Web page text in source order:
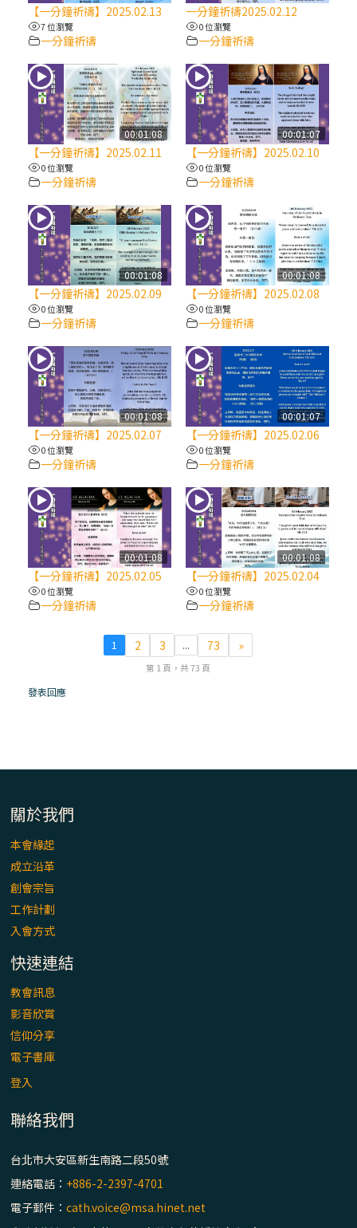
【信仰之旅】第九集：「如果你的痛苦比快
樂多」—歐義明神父 / 應芝莉老師
(1)黃敏正主教帶你做「四旬期避靜」—【逾
越的智慧】：聖方濟的靈修，「不占為己
有」
【信仰之旅】第八集：「耶穌為什麼降生到
人世」—高樂祈修女
2025/10/10【萬物讚頌頌歌 – 太陽與生態音
樂會】紀念聖方濟與已逝教宗方濟各（中）
2025/10/10【萬物讚頌頌歌 – 太陽與生態音
樂會】紀念聖方濟與已逝教宗方濟各（下）
2025/10/10【萬物讚頌頌歌 – 太陽與生態音
樂會】紀念聖方濟與已逝教宗方濟各（上）
(9完結)黃敏正主教帶你做【將臨期避靜】—
匝凱的「新生命」：利他與內化
降生成人與人同在＝「厄瑪努爾」
(7)黃敏正主教帶你做【將臨期避靜】—耶穌
降生人間，需要人的「接納」
(6)黃敏正主教帶你做【將臨期避靜】—「馬
(5)黃敏正主教帶你做【將臨期避靜】—「福
主教座堂(下)
「禧年 來~」第十四集：續談《在希望中得
救》通諭中的「希望」 / 花蓮美崙進教之佑
【一分鐘祈禱】2025.02.13
7 位瀏覽
一分鐘祈禱
一分鐘祈禱2025.02.12
0 位瀏覽
一分鐘祈禱
00:01:08
【一分鐘祈禱】2025.02.11
0 位瀏覽
一分鐘祈禱
00:01:07
【一分鐘祈禱】2025.02.10
0 位瀏覽
一分鐘祈禱
00:01:08
【一分鐘祈禱】2025.02.09
0 位瀏覽
一分鐘祈禱
00:01:08
【一分鐘祈禱】2025.02.08
0 位瀏覽
一分鐘祈禱
00:01:08
【一分鐘祈禱】2025.02.07
0 位瀏覽
一分鐘祈禱
00:01:07
【一分鐘祈禱】2025.02.06
0 位瀏覽
一分鐘祈禱
00:01:08
【一分鐘祈禱】2025.02.05
0 位瀏覽
一分鐘祈禱
00:01:08
【一分鐘祈禱】2025.02.04
0 位瀏覽
一分鐘祈禱
1 2 3 ... 73 »
第 1 頁，共 73 頁
發表回應
關於我們
本會緣起
成立沿革
創會宗旨
工作計劃
入會方式
快速連結
教會訊息
影音欣賞
信仰分享
電子書庫
登入
聯絡我們
台北市大安區新生南路二段50號
連絡電話： +886-2-2397-4701
電子郵件：cath.voice@msa.hinet.net